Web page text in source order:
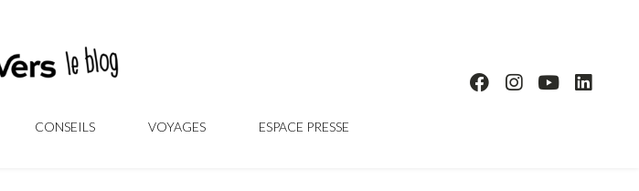
CONSEILS VOYAGES ESPACE PRESSE